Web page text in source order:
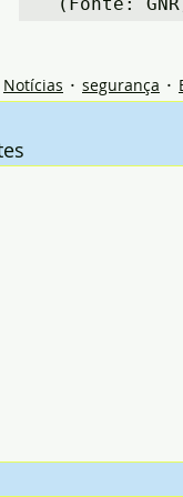
Notícias segurança